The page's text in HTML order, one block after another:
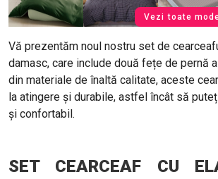
Vezi toate
Vă prezentăm noul nostru set de
damasc, care include două fețe de pernă
din materiale de înaltă calitate, aceste
la atingere și durabile, astfel încât să
și confortabil.
SET CEARCEAF CU